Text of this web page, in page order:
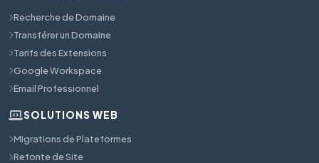
Recherche de Domaine
Transférer un Domaine
Tarifs des Extensions
Google Workspace
Email Professionnel
SOLUTIONS WEB
Migrations de Plateformes
Refonte de Site